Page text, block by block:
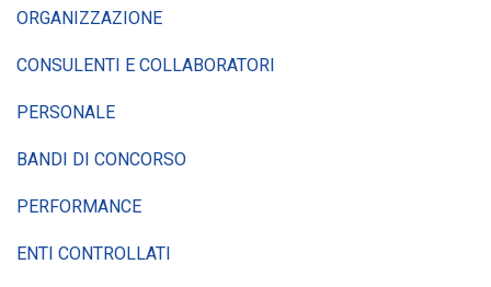
ORGANIZZAZIONE
CONSULENTI E COLLABORATORI
PERSONALE
BANDI DI CONCORSO
PERFORMANCE
ENTI CONTROLLATI